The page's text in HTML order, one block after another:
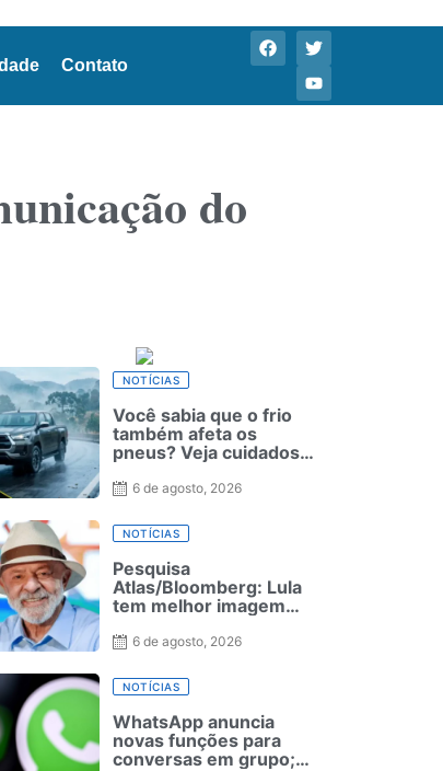
Contato
do
NOTÍCIAS
Você sabia que o frio
também afeta os
pneus? Veja cuidados
pegar a estrada no
6 de agosto, 2026
NOTÍCIAS
Pesquisa
Atlas/Bloomberg: Lula
tem melhor imagem
candidatos à
6 de agosto, 2026
NOTÍCIAS
WhatsApp anuncia
novas funções para
conversas em grupo;